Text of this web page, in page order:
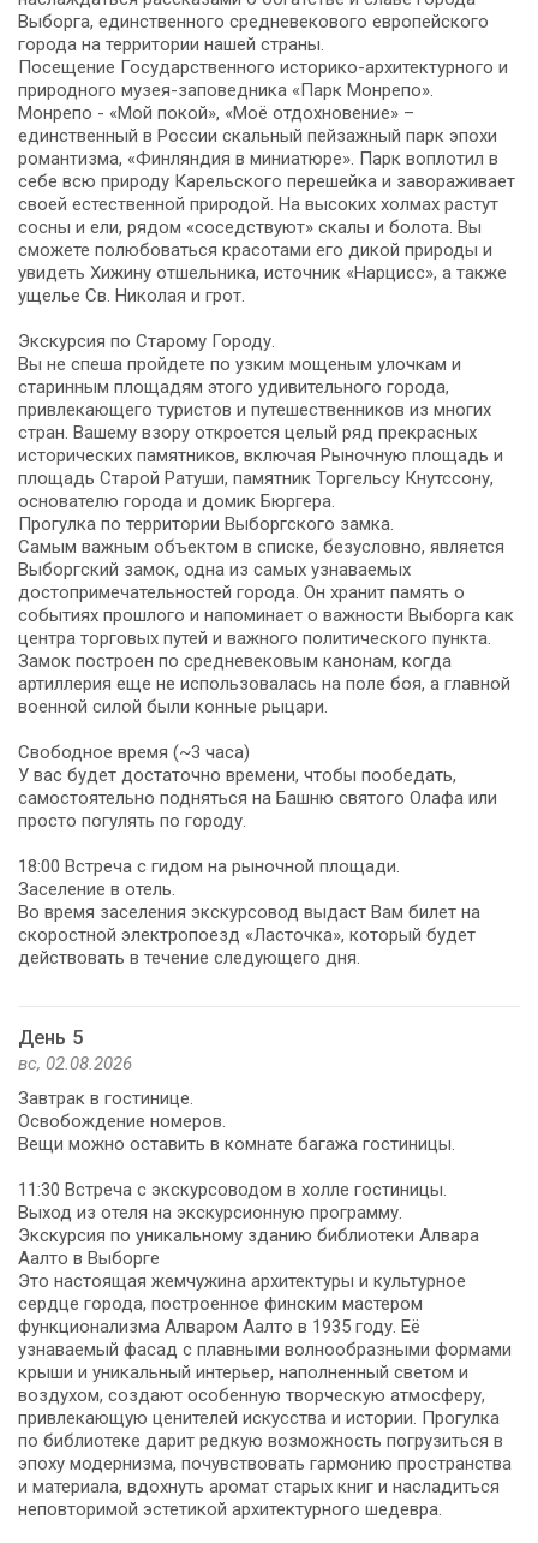
Выборга, единственного средневекового европейского
города на территории нашей страны.
Посещение Государственного историко-архитектурного и
природного музея-заповедника «Парк Монрепо».
Монрепо - «Мой покой», «Моё отдохновение» –
единственный в России скальный пейзажный парк эпохи
романтизма, «Финляндия в миниатюре». Парк воплотил в
себе всю природу Карельского перешейка и завораживает
своей естественной природой. На высоких холмах растут
сосны и ели, рядом «соседствуют» скалы и болота. Вы
сможете полюбоваться красотами его дикой природы и
увидеть Хижину отшельника, источник «Нарцисс», а также
ущелье Св. Николая и грот.
Экскурсия по Старому Городу.
Вы не спеша пройдете по узким мощеным улочкам и
старинным площадям этого удивительного города,
привлекающего туристов и путешественников из многих
стран. Вашему взору откроется целый ряд прекрасных
исторических памятников, включая Рыночную площадь и
площадь Старой Ратуши, памятник Торгельсу Кнутссону,
основателю города и домик Бюргера.
Прогулка по территории Выборгского замка.
Самым важным объектом в списке, безусловно, является
Выборгский замок, одна из самых узнаваемых
достопримечательностей города. Он хранит память о
событиях прошлого и напоминает о важности Выборга как
центра торговых путей и важного политического пункта.
Замок построен по средневековым канонам, когда
артиллерия еще не использовалась на поле боя, а главной
военной силой были конные рыцари.
Свободное время (~3 часа)
У вас будет достаточно времени, чтобы пообедать,
самостоятельно подняться на Башню святого Олафа или
просто погулять по городу.
18:00 Встреча с гидом на рыночной площади.
Заселение в отель.
Во время заселения экскурсовод выдаст Вам билет на
скоростной электропоезд «Ласточка», который будет
действовать в течение следующего дня.
День 5
вс, 02.08.2026
Завтрак в гостинице.
Освобождение номеров.
Вещи можно оставить в комнате багажа гостиницы.
11:30 Встреча с экскурсоводом в холле гостиницы.
Выход из отеля на экскурсионную программу.
Экскурсия по уникальному зданию библиотеки Алвара
Аалто в Выборге
Это настоящая жемчужина архитектуры и культурное
сердце города, построенное финским мастером
функционализма Алваром Аалто в 1935 году. Её
узнаваемый фасад с плавными волнообразными формами
крыши и уникальный интерьер, наполненный светом и
воздухом, создают особенную творческую атмосферу,
привлекающую ценителей искусства и истории. Прогулка
по библиотеке дарит редкую возможность погрузиться в
эпоху модернизма, почувствовать гармонию пространства
и материала, вдохнуть аромат старых книг и насладиться
неповторимой эстетикой архитектурного шедевра.